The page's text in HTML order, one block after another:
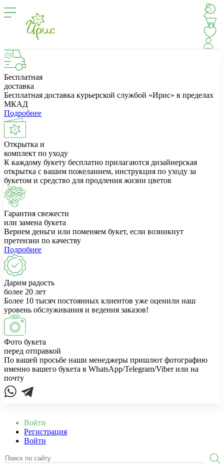
Бесплатная
доставка
Бесплатная доставка курьерской службой «Ирис» в пределах
МКАД
Подробнее
Открытка и
комплект по уходу
К каждому букету бесплатно прилагаются дизайнерская
открытка с вашим пожеланием, инструкция по уходу за
букетом и средство для продления жизни цветов
Гарантия свежести
или замена букета
Вернем деньги или поменяем букет, если возникнут
претензии по качеству
Подробнее
Дарим радость
более 20 лет
Более 10 тысяч постоянных клиентов уже оценили наш
уровень обслуживания и ведения заказов!
Фото букета
перед отправкой
По вашей просьбе наши менеджеры пришлют фотографию
именно вашего букета в WhatsApp/Telegram/Viber или на
почту
Войти
Регистрация
Войти